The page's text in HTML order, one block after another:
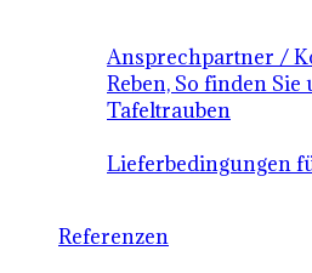
Ansprechpartner /
Reben, So finden Sie
Tafeltrauben
Lieferbedingungen
Referenzen